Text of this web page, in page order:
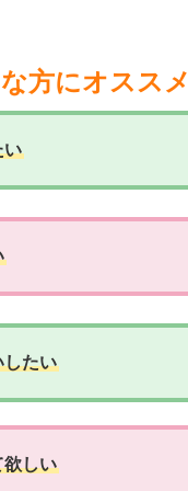
方にオスス
い
したい
欲しい